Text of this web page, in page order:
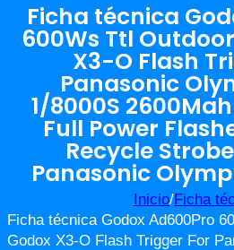
Ficha técnica
600Ws Ttl
X3-O Flash
Panasonic
1/8000S
Full Power
Recycle
Panasonic
Inicio/Ficha
Ficha técnica Godox Ad600Pro
Godox X3-O Flash Trigger For